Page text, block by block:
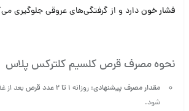
فشار خوندارد و از گرفتگی‌های عروقی جلوگیری
نحوه مصرف قرص کلسیم کلترکس پلاس
مقدار مصرف پیشنهادی: روزانه ۱ تا ۲ عدد قرص
بعد از
شود.